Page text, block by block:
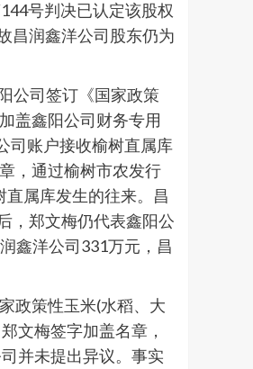
号判决已认定该股权
昌润鑫洋公司股东仍为
公司签订《国家政策
盖鑫阳公司财务专用
司账户接收榆树直属库
，通过榆树市农发行
属库发生的往来。昌
，郑文梅仍代表鑫阳公
鑫洋公司331万元，昌
政策性玉米(水稻、大
文梅签字加盖名章，
并未提出异议。事实